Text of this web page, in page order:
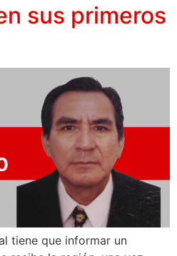
sus primeros
tiene que informar un